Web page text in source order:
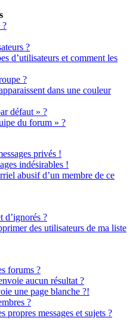
?
?
d’utilisateurs et comment les
?
dans une couleur
défaut » ?
du forum » ?
privés !
indésirables !
abusif d’un membre de ce
d’ignorés ?
des utilisateurs de ma liste
forums ?
aucun résultat ?
une page blanche ?!
?
propres messages et sujets ?